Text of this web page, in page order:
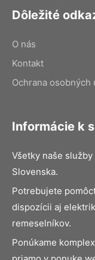
Dôležité
O nás
Kontakt
Ochrana osobných
Informácie k
Všetky naše
Slovenska.
Potrebujete
dispozícii aj
remeselníkov.
Ponúkame